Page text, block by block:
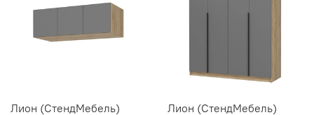
Лион (СтендМебель)
Лион (СтендМебель)